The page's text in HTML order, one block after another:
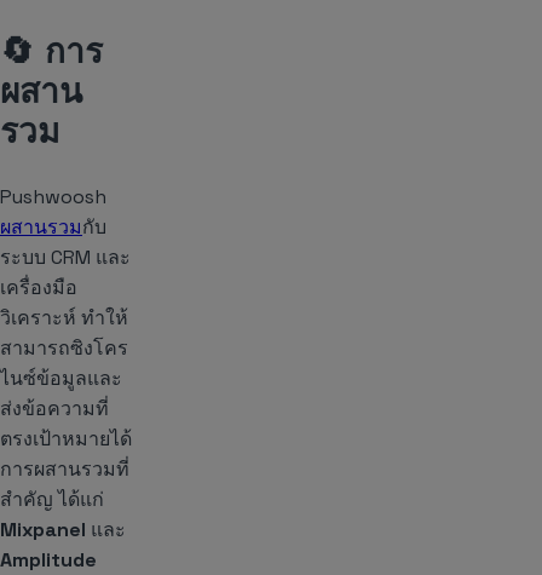
🔄 การ
ผสาน
รวม
Pushwoosh
ผสานรวมกับ
ระบบ CRM และ
เครื่องมือ
วิเคราะห์ ทำให้
สามารถซิงโคร
ไนซ์ข้อมูลและ
ส่งข้อความที่
ตรงเป้าหมายได้
การผสานรวมที่
สำคัญ ได้แก่
Mixpanel และ
Amplitude